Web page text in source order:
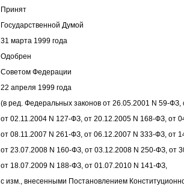
Принят
Государственной Думой
31 марта 1999 года
Одобрен
Советом Федерации
22 апреля 1999 года
(в ред. Федеральных законов от 26.05.2001 N 59-
от 02.11.2004 N 127-ФЗ, от 20.12.2005 N 168-ФЗ, от
от 08.11.2007 N 261-ФЗ, от 06.12.2007 N 333-ФЗ, от
от 23.07.2008 N 160-ФЗ, от 03.12.2008 N 250-ФЗ, от
от 18.07.2009 N 188-ФЗ, от 01.07.2010 N 141-ФЗ,
с изм., внесенными Постановлением